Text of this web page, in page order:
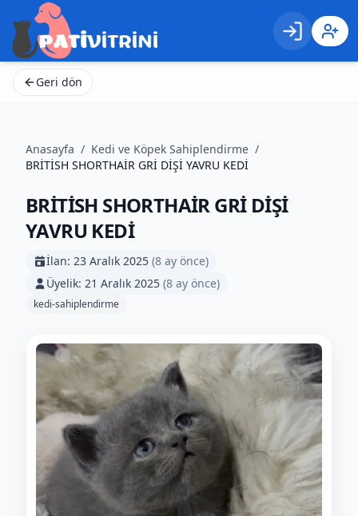
Giriş Kayıt
Geri dön
Anasayfa / Kedi ve Köpek Sahiplendirme /
BRİTİSH SHORTHAİR GRİ DİŞİ YAVRU KEDİ
BRİTİSH SHORTHAİR GRİ DİŞİ
YAVRU KEDİ
İlan: 23 Aralık 2025 (8 ay önce)
Üyelik: 21 Aralık 2025 (8 ay önce)
kedi-sahiplendirme